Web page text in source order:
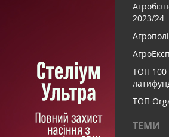
2023/24
ТОП 100
ТОП
ТЕМИ